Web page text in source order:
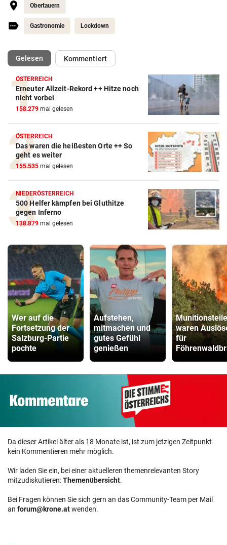
Obertauern
Gastronomie Lockdown
Gelesen(ausgewählt)Kommentiert
ÖSTERREICH
Erneuter Allzeit-Rekord ++ Hitze noch
nicht vorbei
158.279 mal gelesen
ÖSTERREICH
Das waren die heißesten Orte ++ So
geht es weiter
155.535 mal gelesen
NIEDERÖSTERREICH
500 Helfer kämpfen bei Gluthitze
gegen Inferno
138.879 mal gelesen
Wer auf die
Fortsetzung der
Salzburg-Partie
pochte
Aufstehen,
mitmachen und
gutes Gefühl
genießen
Munitionsteile
waren
für
Da dieser Artikel älter als 18 Monate ist, ist zum jetzigen Zeitpunkt
kein Kommentieren mehr möglich.
Wir laden Sie ein, bei einer aktuelleren themenrelevanten Story
mitzudiskutieren:Themenübersicht.
Bei Fragen können Sie sich gern an das Community-Team per Mail
an forum@krone.atwenden.